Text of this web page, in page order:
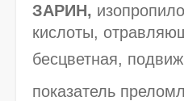
ЗАРИН,
кислоты,
бесцветная,
показатель